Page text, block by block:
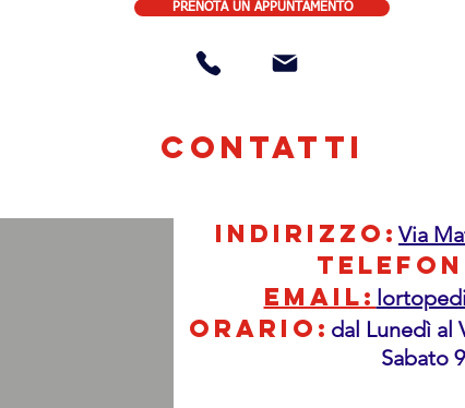
PRENOTA UN APPUNTAMENTO
CONTATTI
INDIRIZZO: Via
EMAIL:
ORARIO: dal Lunedì al
Sabato